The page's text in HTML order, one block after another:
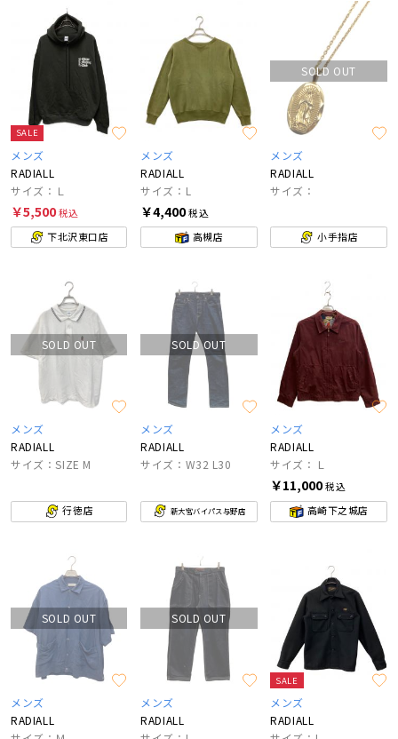
SALE
メンズ
RADIALL
サイズ：Ｌ
￥5,500税込
下北沢東口店
メンズ
RADIALL
サイズ：L
￥4,400税込
高槻店
SOLD OUT
メンズ
RADIALL
サイズ：
小手指店
SOLD OUT
メンズ
RADIALL
サイズ：SIZE M
行徳店
SOLD OUT
メンズ
RADIALL
サイズ：W32 L30
新大宮バイパス与野店
メンズ
RADIALL
サイズ：Ｌ
￥11,000税込
高崎下之城店
SOLD OUT
メンズ
RADIALL
SOLD OUT
メンズ
RADIALL
SALE
メンズ
RADIALL